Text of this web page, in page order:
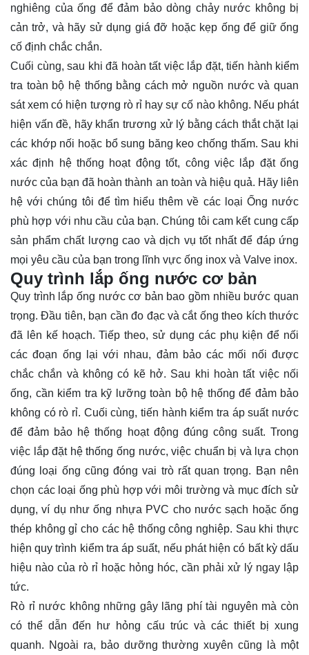
nghiêng của ống để đảm bảo dòng chảy nước không bị
cản trở, và hãy sử dụng giá đỡ hoặc kẹp ống để giữ ống
cố định chắc chắn.
Cuối cùng, sau khi đã hoàn tất việc lắp đặt, tiến hành kiểm
tra toàn bộ hệ thống bằng cách mở nguồn nước và quan
sát xem có hiện tượng rò rỉ hay sự cố nào không. Nếu phát
hiện vấn đề, hãy khẩn trương xử lý bằng cách thắt chặt lại
các khớp nối hoặc bổ sung băng keo chống thấm. Sau khi
xác định hệ thống hoạt động tốt, công việc lắp đặt ống
nước của bạn đã hoàn thành an toàn và hiệu quả. Hãy liên
hệ với chúng tôi để tìm hiểu thêm về các loại Ống nước
phù hợp với nhu cầu của bạn. Chúng tôi cam kết cung cấp
sản phẩm chất lượng cao và dịch vụ tốt nhất để đáp ứng
mọi yêu cầu của bạn trong lĩnh vực ống inox và Valve inox.
Quy trình lắp ống nước cơ bản
Quy trình lắp ống nước cơ bản bao gồm nhiều bước quan
trọng. Đầu tiên, bạn cần đo đạc và cắt ống theo kích thước
đã lên kế hoạch. Tiếp theo, sử dụng các phụ kiện để nối
các đoạn ống lại với nhau, đảm bảo các mối nối được
chắc chắn và không có kẽ hở. Sau khi hoàn tất việc nối
ống, cần kiểm tra kỹ lưỡng toàn bộ hệ thống để đảm bảo
không có rò rỉ. Cuối cùng, tiến hành kiểm tra áp suất nước
để đảm bảo hệ thống hoạt động đúng công suất. Trong
việc lắp đặt hệ thống ống nước, việc chuẩn bị và lựa chọn
đúng loại ống cũng đóng vai trò rất quan trọng. Bạn nên
chọn các loại ống phù hợp với môi trường và mục đích sử
dụng, ví dụ như ống nhựa PVC cho nước sạch hoặc ống
thép không gỉ cho các hệ thống công nghiệp. Sau khi thực
hiện quy trình kiểm tra áp suất, nếu phát hiện có bất kỳ dấu
hiệu nào của rò rỉ hoặc hỏng hóc, cần phải xử lý ngay lập
tức.
Rò rỉ nước không những gây lãng phí tài nguyên mà còn
có thể dẫn đến hư hỏng cấu trúc và các thiết bị xung
quanh. Ngoài ra, bảo dưỡng thường xuyên cũng là một